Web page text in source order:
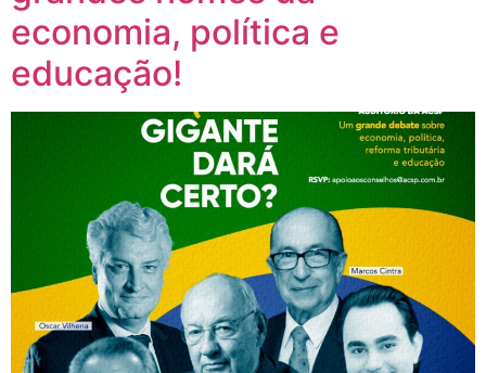
economia, política e
educação!